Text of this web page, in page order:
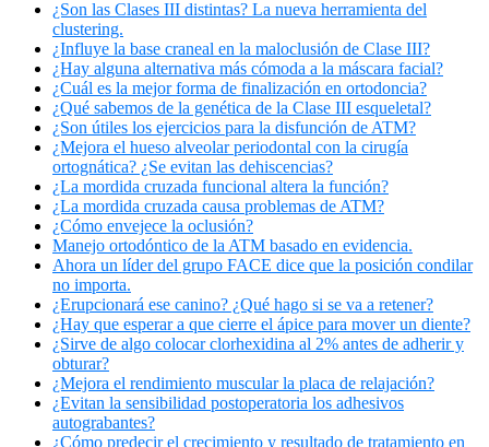
¿Son las Clases III distintas? La nueva herramienta del
clustering.
¿Influye la base craneal en la maloclusión de Clase III?
¿Hay alguna alternativa más cómoda a la máscara facial?
¿Cuál es la mejor forma de finalización en ortodoncia?
¿Qué sabemos de la genética de la Clase III esqueletal?
¿Son útiles los ejercicios para la disfunción de ATM?
¿Mejora el hueso alveolar periodontal con la cirugía
ortognática? ¿Se evitan las dehiscencias?
¿La mordida cruzada funcional altera la función?
¿La mordida cruzada causa problemas de ATM?
¿Cómo envejece la oclusión?
Manejo ortodóntico de la ATM basado en evidencia.
Ahora un líder del grupo FACE dice que la posición condilar
no importa.
¿Erupcionará ese canino? ¿Qué hago si se va a retener?
¿Hay que esperar a que cierre el ápice para mover un diente?
¿Sirve de algo colocar clorhexidina al 2% antes de adherir y
obturar?
¿Mejora el rendimiento muscular la placa de relajación?
¿Evitan la sensibilidad postoperatoria los adhesivos
autograbantes?
¿Cómo predecir el crecimiento y resultado de tratamiento en